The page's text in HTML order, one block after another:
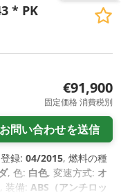
* PK
€91,900
固定価格 消費税別
お問い合わせを送信
録: 04/2015, 燃料の種
, 色: 白色, 変速方式: オ
, 装備: ABS（アンチロッ